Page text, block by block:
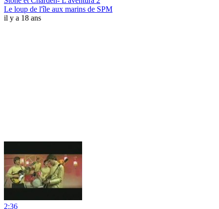
Le loup de l'île aux marins de SPM
il y a 18 ans
2:36